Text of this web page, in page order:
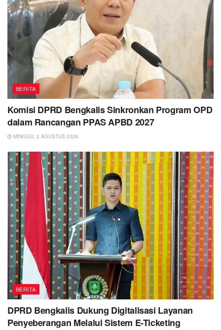
BERITA
Komisi DPRD Bengkalis Sinkronkan Program OPD
dalam Rancangan PPAS APBD 2027
MINGGU, 2 AGUSTUS 2026
BERITA
DPRD Bengkalis Dukung Digitalisasi Layanan
Penyeberangan Melalui Sistem E-Ticketing